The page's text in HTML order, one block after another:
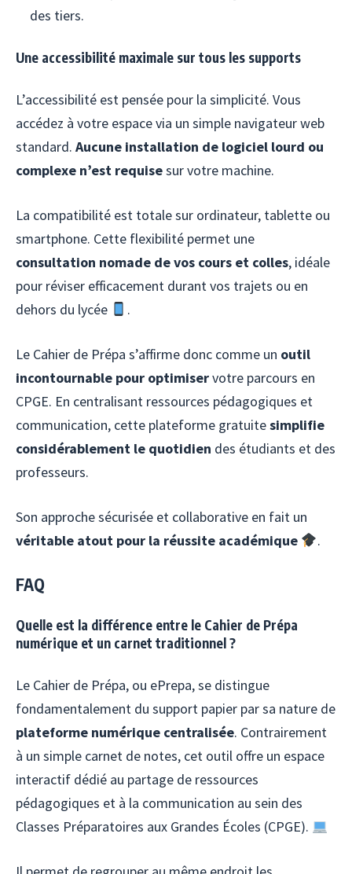
des tiers.
Une accessibilité maximale sur tous les supports
L’accessibilité est pensée pour la simplicité. Vous
accédez à votre espace via un simple navigateur web
standard. Aucune installation de logiciel lourd ou
complexe n’est requisesur votre machine.
La compatibilité est totale sur ordinateur, tablette ou
smartphone. Cette flexibilité permet une
consultation nomade de vos cours et colles, idéale
pour réviser efficacement durant vos trajets ou en
dehors du lycée
.
Le Cahier de Prépa s’affirme donc comme un outil
incontournable pour optimiservotre parcours en
CPGE. En centralisant ressources pédagogiques et
communication, cette plateforme gratuitesimplifie
considérablement le quotidien des étudiants et des
professeurs.
Son approche sécurisée et collaborative en fait un
véritable atout pour la réussite académique
.
FAQ
Quelle est la différence entre le Cahier de Prépa
numérique et un carnet traditionnel ?
Le Cahier de Prépa, ou ePrepa, se distingue
fondamentalement du support papier par sa nature de
plateforme numérique centralisée. Contrairement
à un simple carnet de notes, cet outil offre un espace
interactif dédié au partage de ressources
pédagogiques et à la communication au sein des
Classes Préparatoires aux Grandes Écoles (CPGE).